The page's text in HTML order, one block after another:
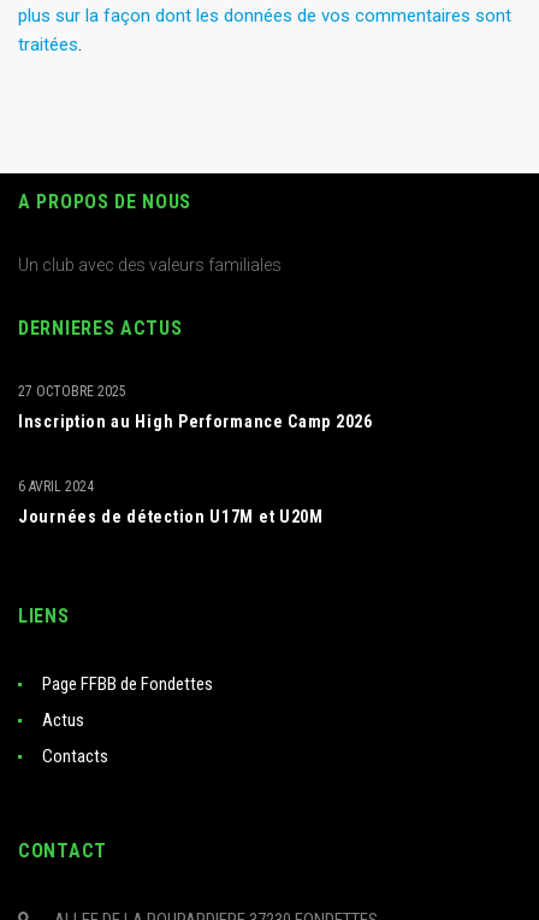
plus sur la façon dont les données de vos commentaires sont
traitées.
A PROPOS DE NOUS
Un club avec des valeurs familiales
DERNIERES ACTUS
Inscription au High Performance Camp 2026
27 OCTOBRE 2025
Journées de détection U17M et U20M
6 AVRIL 2024
LIENS
Page FFBB de Fondettes
Actus
Contacts
CONTACT